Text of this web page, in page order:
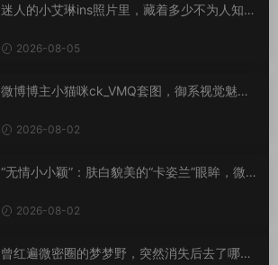
迷人的小艾琳ins照片里，藏着多少不为人知的
2026-08-05
微博博主小猫咪ck_VMQ套图，御系视觉魅力
2026-08-02
“无情小小颖”：肤白貌美的“卡姿兰”眼眸，微密
2026-08-02
曾红遍微密圈的梦梦野，突然消失后去了哪